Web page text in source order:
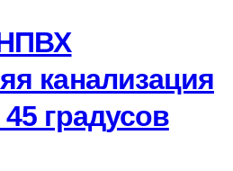
канализация
градусов